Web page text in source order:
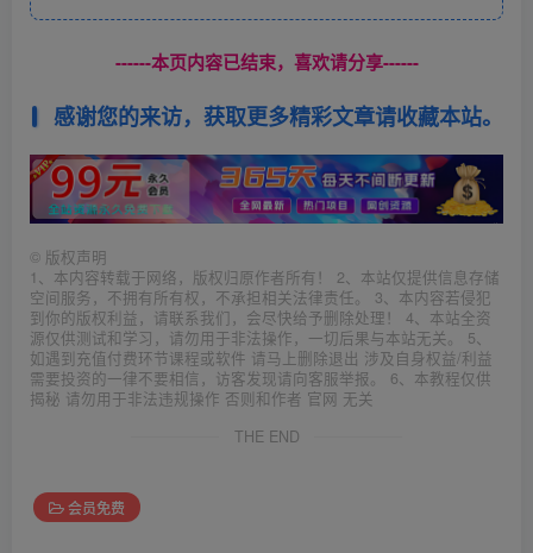
------本页内容已结束，喜欢请分享------
感谢您的来访，获取更多精彩文章请收藏本站。
© 版权声明
1、本内容转载于网络，版权归原作者所有！ 2、本站仅提供信息存储
空间服务，不拥有所有权，不承担相关法律责任。 3、本内容若侵犯
到你的版权利益，请联系我们，会尽快给予删除处理！ 4、本站全资
源仅供测试和学习，请勿用于非法操作，一切后果与本站无关。 5、
如遇到充值付费环节课程或软件 请马上删除退出 涉及自身权益/利益
需要投资的一律不要相信，访客发现请向客服举报。 6、本教程仅供
揭秘 请勿用于非法违规操作 否则和作者 官网 无关
THE END
会员免费